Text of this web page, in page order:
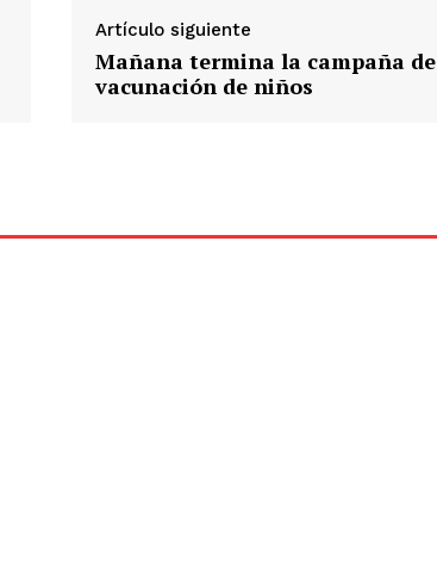
Artículo siguiente
Mañana termina la campaña de
vacunación de niños